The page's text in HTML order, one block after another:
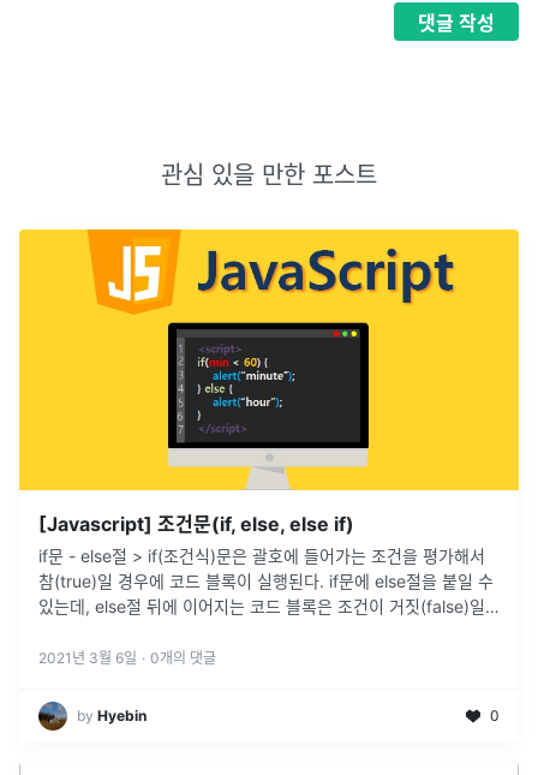
댓글 작성
관심 있을 만한 포스트
[Javascript] 조건문(if, else, else if)
if문 - else절 > if(조건식)문은 괄호에 들어가는 조건을 평가해서
참(true)일 경우에 코드 블록이 실행된다. if문에 else절을 붙일 수
있는데, else절 뒤에 이어지는 코드 블록은 조건이 거짓(false)일
2021년 3월 6일 · 0개의 댓글
by Hyebin 0